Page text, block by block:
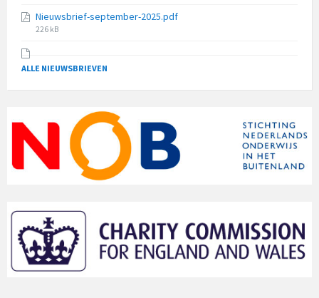
Nieuwsbrief-september-2025.pdf
File
226 kB
ALLE NIEUWSBRIEVEN